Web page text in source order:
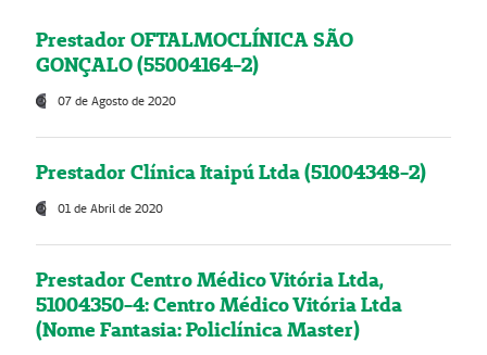
Prestador OFTALMOCLÍNICA SÃO
GONÇALO (55004164-2)
07 de Agosto de 2020
Prestador Clínica Itaipú Ltda (51004348-2)
01 de Abril de 2020
Prestador Centro Médico Vitória Ltda,
51004350-4: Centro Médico Vitória Ltda
(Nome Fantasia: Policlínica Master)